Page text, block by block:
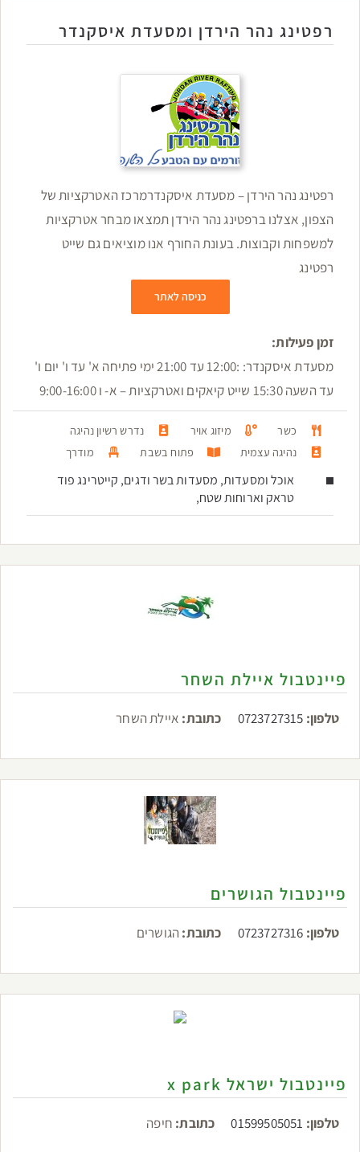
רפטינג נהר הירדן ומסעדת איסקנדר
רפטינג נהר הירדן – מסעדת איסקנדר ​מרכז האטרקציות של
הצפון, אצלנו ברפטינג נהר הירדן תמצאו מבחר אטרקציות
למשפחות וקבוצות. בעונת החורף אנו מוציאים גם שייט
רפטינג
כניסה לאתר
זמן פעילות:
מסעדת איסקנדר: :12:00 עד 21:00 ימי פתיחה א' עד ו' יום ו'
עד השעה 15:30 שייט קיאקים ואטרקציות – א- ו 9:00-16:00
כשר מיזוג אויר
נדרש רשיון נהיגה
נהיגה עצמית
פתוח בשבת מודרך
אוכל ומסעדות, מסעדות בשר ודגים, קייטרינג פוד
טראק וארוחות שטח,
פיינטבול איילת השחר
טלפון: 0723727315 כתובת: איילת השחר
פיינטבול הגושרים
טלפון: 0723727316 כתובת:הגושרים
פיינטבול ישראל x park
טלפון: 01599505051 כתובת: חיפה